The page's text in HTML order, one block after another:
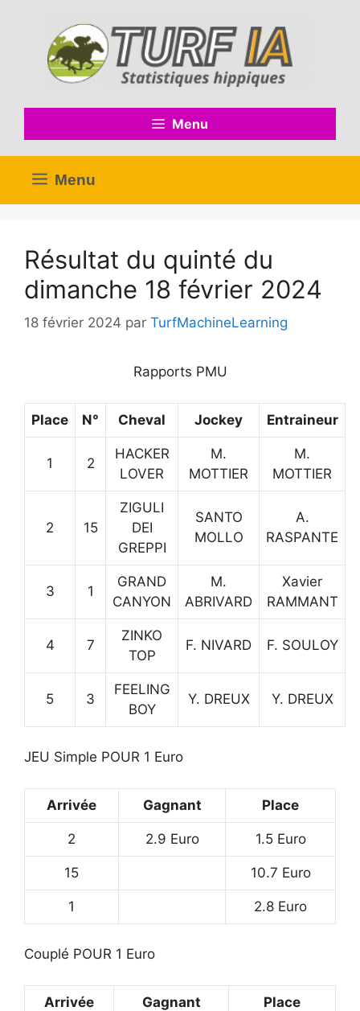
contenu
Menu
Menu
Résultat du quinté du
dimanche 18 février 2024
18 février 2024 par TurfMachineLearning
Rapports PMU
Place N° Cheval Jockey Entraineur
1 2
HACKER
LOVER
M.
MOTTIER
M.
MOTTIER
2 15
ZIGULI
DEI
GREPPI
SANTO
MOLLO
A.
RASPANTE
3 1
GRAND
CANYON
M.
ABRIVARD
Xavier
RAMMANT
4 7
ZINKO
TOP
F. NIVARD F. SOULOY
5 3
FEELING
BOY
Y. DREUX Y. DREUX
JEU Simple POUR 1 Euro
Arrivée Gagnant Place
2 2.9 Euro 1.5 Euro
15 10.7 Euro
1 2.8 Euro
Couplé POUR 1 Euro
Arrivée Gagnant Place